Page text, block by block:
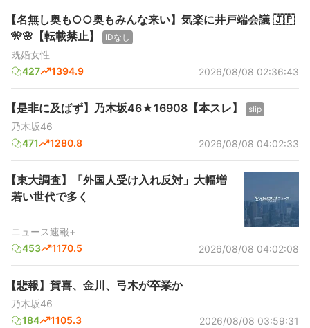
【名無し奥も○○奥もみんな来い】気楽に井戸端会議 🇯🇵
🎌🌸【転載禁止】
IDなし
既婚女性
427
1394.9 2026/08/08 02:36:43
【是非に及ばず】乃木坂46★16908【本スレ】 slip
乃木坂46
471
1280.8 2026/08/08 04:02:33
【東大調査】「外国人受け入れ反対」大幅増
若い世代で多く
ニュース速報+
453
1170.5 2026/08/08 04:02:08
【悲報】賀喜、金川、弓木が卒業か
乃木坂46
184
1105.3 2026/08/08 03:59:31